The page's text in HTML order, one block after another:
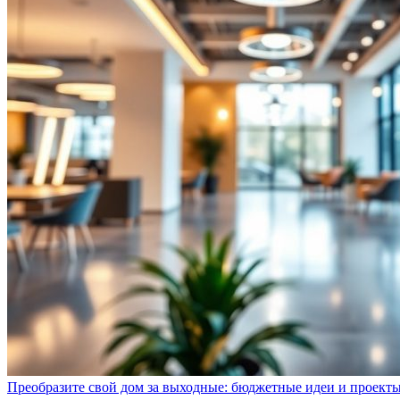
Преобразите свой дом за выходные: бюджетные идеи и